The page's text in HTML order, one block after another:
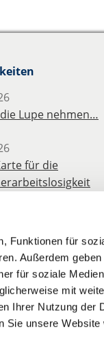
Funktionen für
Außerdem geben
für soziale
mit
Ihrer Nutzung der
Sie unsere Website
Lupe nehmen…
für die
BLV: Hitzefrei
Schulen